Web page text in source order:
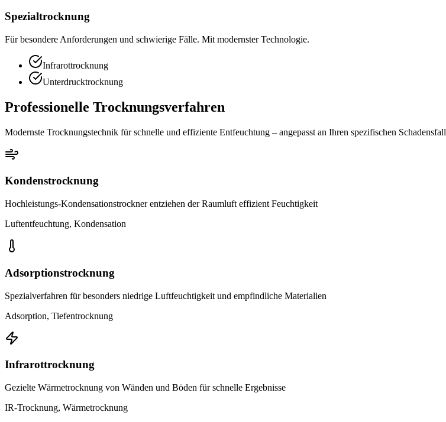
Spezialtrocknung
Für besondere Anforderungen und schwierige Fälle. Mit modernster Technologie.
Infrarottrocknung
Unterdrucktrocknung
Professionelle Trocknungsverfahren
Modernste Trocknungstechnik für schnelle und effiziente Entfeuchtung – angepasst an Ihren spezifischen Schadensfall
Kondenstrocknung
Hochleistungs-Kondensationstrockner entziehen der Raumluft effizient Feuchtigkeit
Luftentfeuchtung, Kondensation
Adsorptionstrocknung
Spezialverfahren für besonders niedrige Luftfeuchtigkeit und empfindliche Materialien
Adsorption, Tiefentrocknung
Infrarottrocknung
Gezielte Wärmetrocknung von Wänden und Böden für schnelle Ergebnisse
IR-Trocknung, Wärmetrocknung